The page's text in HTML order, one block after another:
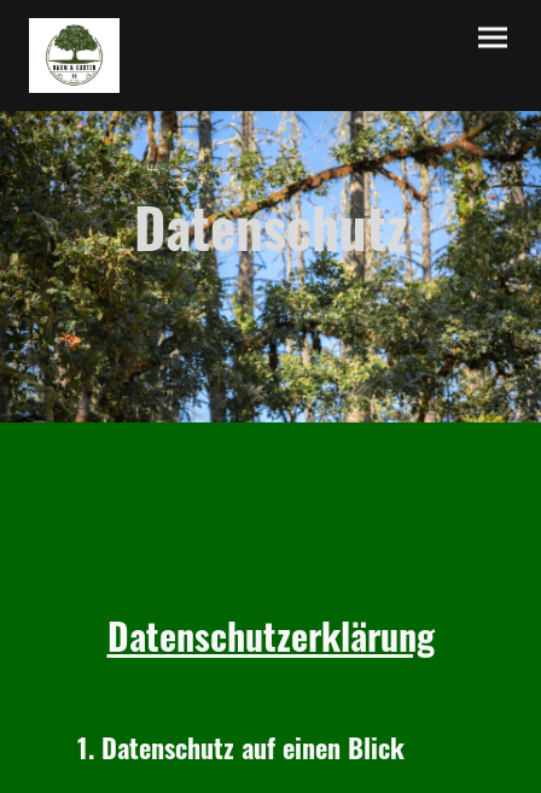
Datenschutz
Datenschutzerklärung
1. Datenschutz auf einen Blick